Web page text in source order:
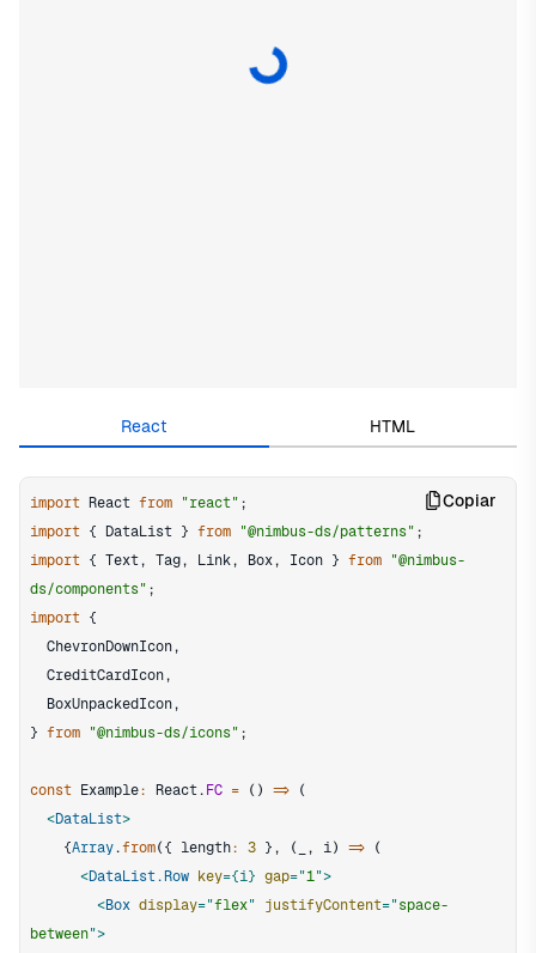
React HTML
import React from "react" ;
import { DataList } from "@nimbus-ds/patterns" ;
import { Text, Tag, Link, Box, Icon } from
"@nimbus-
ds/components" ;
import {
ChevronDownIcon,
CreditCardIcon,
BoxUnpackedIcon,
} from "@nimbus-ds/icons" ;
const Example: React. FC = ( ) =>
(
<DataList>
{Array.from( { length: 3 } , ( , i) =>
(
<DataList.Row key={i} gap="1">
<Box display="flex" justifyContent="space-
between">
Copiar